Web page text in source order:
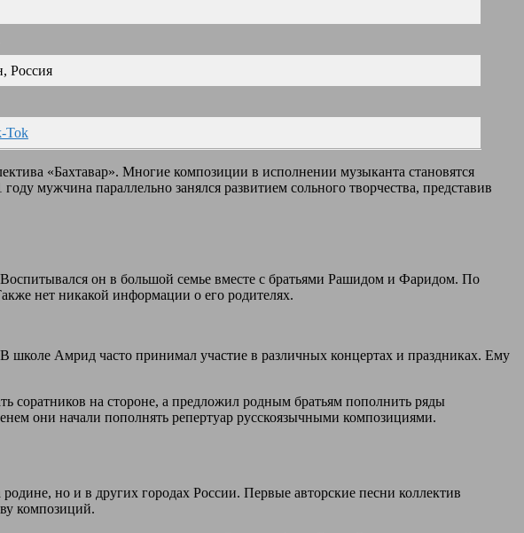
Россия
Tok
«Бахтавар». Многие композиции в исполнении музыканта становятся
мужчина параллельно занялся развитием сольного творчества, представив
он в большой семье вместе с братьями Рашидом и Фаридом. По
нет никакой информации о его родителях.
школе Амрид часто принимал участие в различных концертах и праздниках. Ему
соратников на стороне, а предложил родным братьям пополнить ряды
они начали пополнять репертуар русскоязычными композициями.
но и в других городах России. Первые авторские песни коллектив
композиций.